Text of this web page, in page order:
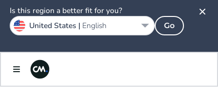
Is this region a better fit for you?
United States | English Go